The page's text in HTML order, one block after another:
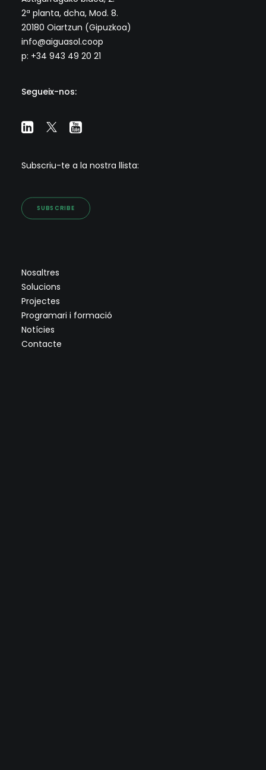
2ª planta, dcha, Mod. 8.
20180 Oiartzun (Gipuzkoa)
info@aiguasol.coop
p: +34 943 49 20 21
Segueix-nos:
Subscriu-te a la nostra llista:
SUBSCRIBE
Nosaltres
Solucions
Projectes
Programari i formació
Notícies
Contacte